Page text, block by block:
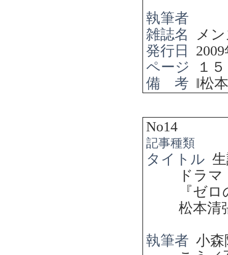
執筆者
雑誌名
メ
発行日
2009
ページ
１
備 考 ‖松
No14
記事種類
タイトル
ドラ
『ゼ
松本清
執筆者 小森